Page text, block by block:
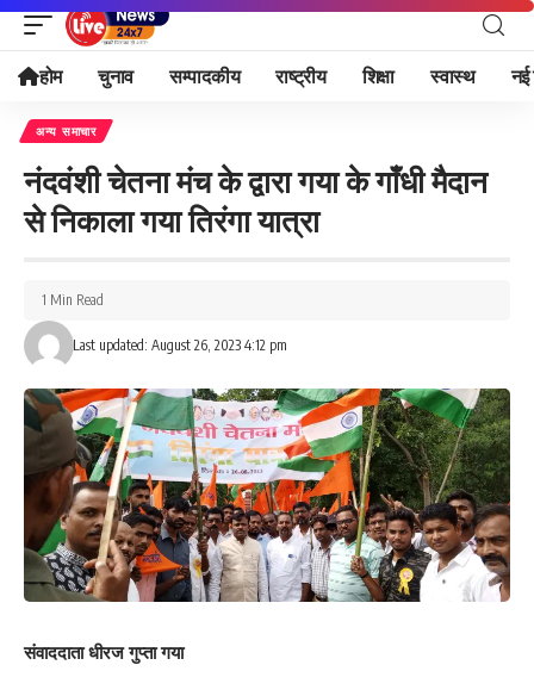
होम चुनाव सम्पादकीय राष्ट्रीय शिक्षा स्वास्थ नई
अन्य समाचार
नंदवंशी चेतना मंच के द्वारा गया के गाँधी मैदान
से निकाला गया तिरंगा यात्रा
Last updated: August 26, 2023 4:12 pm
1 Min Read
संवाददाता धीरज गुप्ता गया